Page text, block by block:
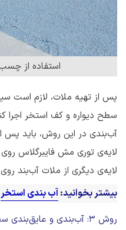
استفاده از
پس از تهیه ملات، لازم است
سطح دیواره و کف استخر اجرا
آب‌بندی در این روش، باید پس
لایه‌ی توری مش فایبرگلاس روی
لایه‌ی دیگری از ملات آب‌بند
بیشتر بخوانید:آب بندی استخر
روش 3: آب‌بندی و عایق‌بندی سطح استخر با استفاده از چسب بتن